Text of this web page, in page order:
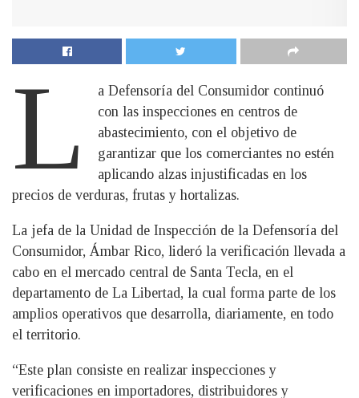
L
a Defensoría del Consumidor continuó
con las inspecciones en centros de
abastecimiento, con el objetivo de
garantizar que los comerciantes no estén
aplicando alzas injustificadas en los
precios de verduras, frutas y hortalizas.
La jefa de la Unidad de Inspección de la Defensoría del
Consumidor, Ámbar Rico, lideró la verificación llevada a
cabo en el mercado central de Santa Tecla, en el
departamento de La Libertad, la cual forma parte de los
amplios operativos que desarrolla, diariamente, en todo
el territorio.
“Este plan consiste en realizar inspecciones y
verificaciones en importadores, distribuidores y